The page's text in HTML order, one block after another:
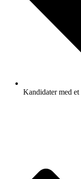
Kandidater med